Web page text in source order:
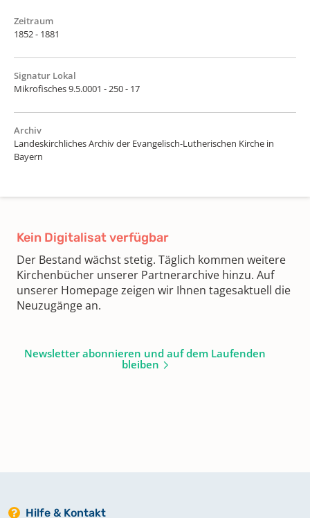
Zeitraum
1852 - 1881
Signatur Lokal
Mikrofisches 9.5.0001 - 250 - 17
Archiv
Landeskirchliches Archiv der Evangelisch-Lutherischen Kirche in
Bayern
Kein Digitalisat verfügbar
Der Bestand wächst stetig. Täglich kommen weitere
Kirchenbücher unserer Partnerarchive hinzu. Auf
unserer Homepage zeigen wir Ihnen tagesaktuell die
Neuzugänge an.
Newsletter abonnieren und auf dem Laufenden
bleiben
Hilfe & Kontakt